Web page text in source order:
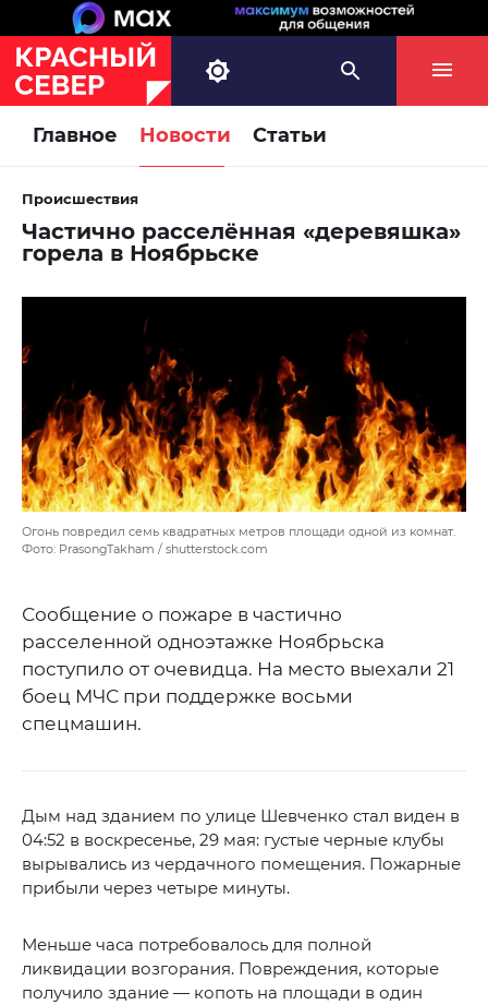
Главное Новости Статьи
Происшествия
Частично расселённая «деревяшка»
горела в Ноябрьске
Огонь повредил семь квадратных метров площади одной из комнат.
Фото: PrasongTakham / shutterstock.com
Сообщение о пожаре в частично
расселенной одноэтажке Ноябрьска
поступило от очевидца. На место выехали 21
боец МЧС при поддержке восьми
спецмашин.
Дым над зданием по улице Шевченко стал виден в
04:52 в воскресенье, 29 мая: густые черные клубы
вырывались из чердачного помещения. Пожарные
прибыли через четыре минуты.
Меньше часа потребовалось для полной
ликвидации возгорания. Повреждения, которые
получило здание — копоть на площади в один